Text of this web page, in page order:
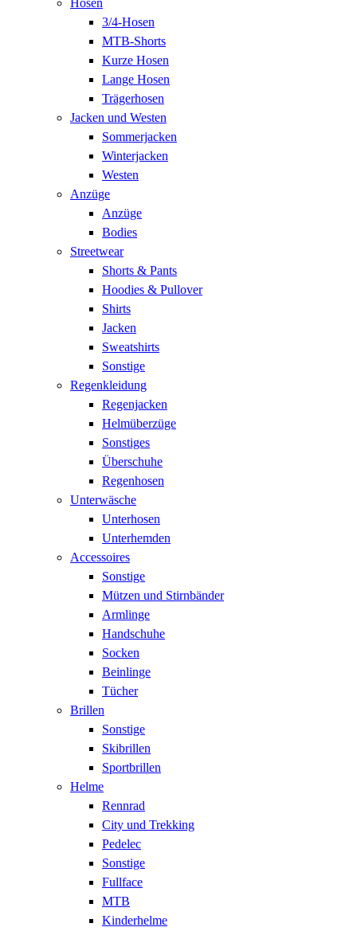
3/4-Hosen
MTB-Shorts
Kurze Hosen
Lange Hosen
Trägerhosen
Jacken und Westen
Sommerjacken
Winterjacken
Westen
Anzüge
Anzüge
Bodies
Streetwear
Shorts & Pants
Hoodies & Pullover
Shirts
Jacken
Sweatshirts
Sonstige
Regenkleidung
Regenjacken
Helmüberzüge
Sonstiges
Überschuhe
Regenhosen
Unterwäsche
Unterhosen
Unterhemden
Accessoires
Sonstige
Mützen und Stirnbänder
Armlinge
Handschuhe
Socken
Beinlinge
Tücher
Brillen
Sonstige
Skibrillen
Sportbrillen
Helme
Rennrad
City und Trekking
Pedelec
Sonstige
Fullface
MTB
Kinderhelme